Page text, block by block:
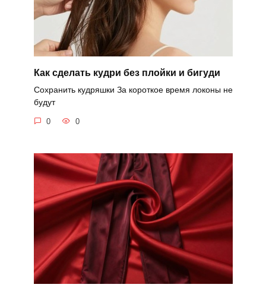
Как сделать кудри без плойки и бигуди
Сохранить кудряшки За короткое время локоны не
будут
0 0